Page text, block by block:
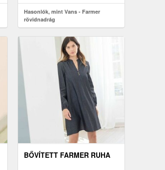
Hasonlók, mint Vans - Farmer
rövidnadrág
BŐVÍTETT FARMER RUHA